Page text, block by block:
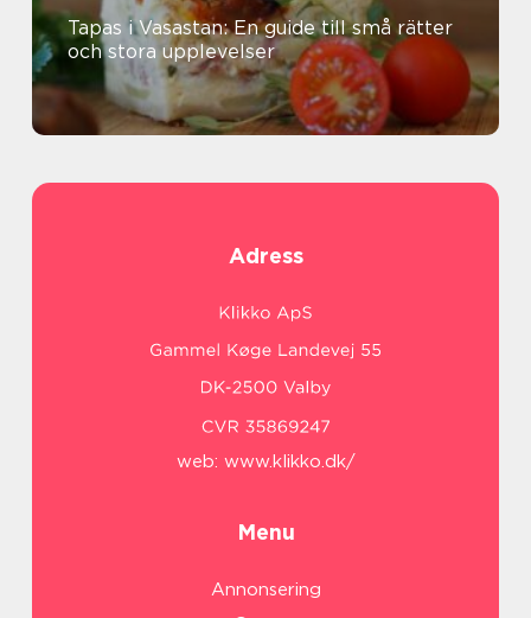
Tapas i Vasastan: En guide till små rätter
och stora upplevelser
Adress
web: www.klikko.dk/
Menu
Annonsering